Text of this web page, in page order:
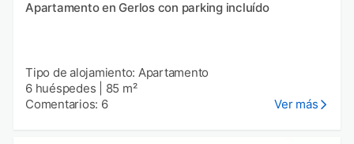
Apartamento en Gerlos con parking incluído
Tipo de alojamiento: Apartamento
6 huéspedes
85 m²
Comentarios: 6
Ver más